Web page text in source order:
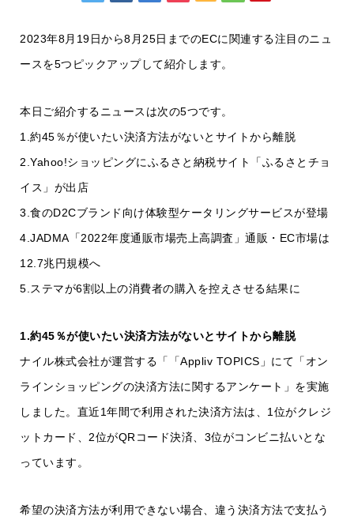
2023年8月19日から8月25日までのECに関連する注目のニュ
ースを5つピックアップして紹介します。
本日ご紹介するニュースは次の5つです。
1.約45％が使いたい決済方法がないとサイトから離脱
2.Yahoo!ショッピングにふるさと納税サイト「ふるさとチョ
イス」が出店
3.食のD2Cブランド向け体験型ケータリングサービスが登場
4.JADMA「2022年度通販市場売上高調査」通販・EC市場は
12.7兆円規模へ
5.ステマが6割以上の消費者の購入を控えさせる結果に
1.約45％が使いたい決済方法がないとサイトから離脱
ナイル株式会社が運営する「「Appliv TOPICS」にて「オン
ラインショッピングの決済方法に関するアンケート」を実施
しました。直近1年間で利用された決済方法は、1位がクレジ
ットカード、2位がQRコード決済、3位がコンビニ払いとな
っています。
希望の決済方法が利用できない場合、違う決済方法で支払う